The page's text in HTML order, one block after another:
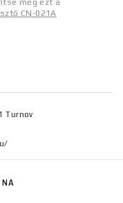
meg ezt a
CN-021A
Turnov
NA